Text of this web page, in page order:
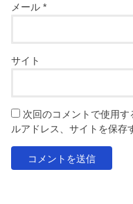
メール*
サイト
次回のコメントで使用
ルアドレス、サイトを保存